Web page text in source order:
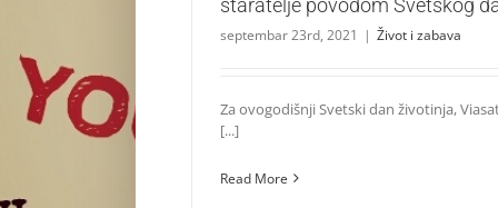
staratelje povodom Svetskog
septembar 23rd, 2021 | Život i zabava
Za ovogodišnji Svetski dan životinja,
[...]
Read More